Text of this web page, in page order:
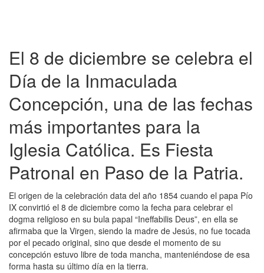
El 8 de diciembre se celebra el
Día de la Inmaculada
Concepción, una de las fechas
más importantes para la
Iglesia Católica. Es Fiesta
Patronal en Paso de la Patria.
El origen de la celebración data del año 1854 cuando el papa Pío
IX convirtió el 8 de diciembre como la fecha para celebrar el
dogma religioso en su bula papal “Ineffabilis Deus”, en ella se
afirmaba que la Virgen, siendo la madre de Jesús, no fue tocada
por el pecado original, sino que desde el momento de su
concepción estuvo libre de toda mancha, manteniéndose de esa
forma hasta su último día en la tierra.